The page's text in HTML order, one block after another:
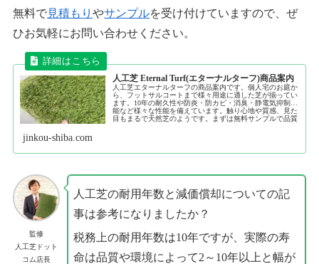
無料で見積もりやサンプルを受け付けていますので、ぜ
ひお気軽にお問い合わせください。
人工芝 Eternal Turf(エターナルターフ)商品案内
人工芝エターナルターフの商品案内です。個人宅のお庭か
ら、フットサルコートまで様々用途に適した芝が揃ってい
ます。10年の耐久性や防炎・防カビ・消臭・静電気抑制機
能など様々な性能を備えています。触り心地や質感、見た
目もまるで天然芝のようです。まずは無料サンプルで品質
jinkou-shiba.com
監修
人工芝ドット
コム店長
人工芝の耐用年数と減価償却についての記
事は参考になりましたか？
税務上の耐用年数は10年ですが、実際の寿
命は品質や環境によって2～10年以上と幅が